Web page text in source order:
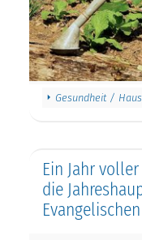
Gesundheit /
Ein Jahr
die